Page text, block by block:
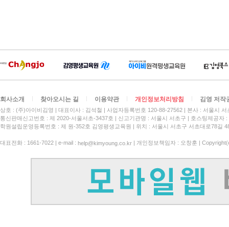
회사소개 찾아오시는 길 이용약관 개인정보처리방침 김영 저작
상호 : (주)아이비김영 대표이사 : 김석철 사업자등록번호 120-88-27562
본사 : 서울시
통신판매신고번호 : 제 2020-서울서초-3437호
신고기관명 : 서울시 서초구
호스팅제공자
학원설립운영등록번호 : 제 원-352호 김영평생교육원 | 위치 : 서울시 서초구 서초대로78길
대표전화 : 1661-7022 | e-mail : help@kimyoung.co.kr | 개인정보책임자 : 오창훈 |